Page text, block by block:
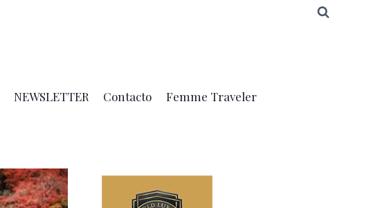
NEWSLETTER Contacto Femme Traveler